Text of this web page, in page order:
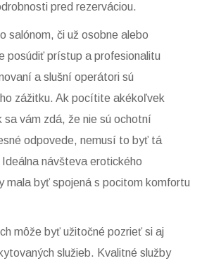
pred rezerváciou.
salónom, či už osobne alebo
posúdiť prístup a profesionalitu
a slušní operátori sú
zážitku. Ak pocítite akékoľvek
sa vám zdá, že nie sú ochotní
odpovede, nemusí to byť tá
návšteva erotického
mala byť spojená s pocitom komfortu
môže byť užitočné pozrieť si aj
služieb. Kvalitné služby